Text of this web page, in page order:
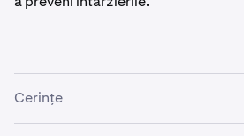
PayPal.
PayPal. În contul tău PayPal, dă
Cerințe